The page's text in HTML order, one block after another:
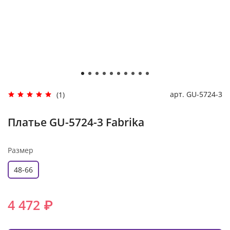
(1) арт. GU-5724-3
Платье GU-5724-3 Fabrika
Размер
48-66
4 472 ₽